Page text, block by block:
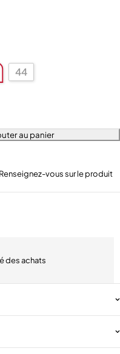
44
au panier
Renseignez-vous sur le produit
des achats